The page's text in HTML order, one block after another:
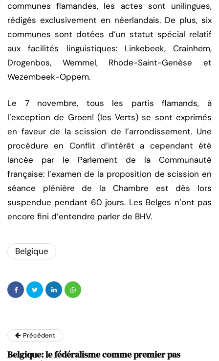
communes flamandes, les actes sont unilingues,
rédigés exclusivement en néerlandais. De plus, six
communes sont dotées d’un statut spécial relatif
aux facilités linguistiques: Linkebeek, Crainhem,
Drogenbos, Wemmel, Rhode-Saint-Genèse et
Wezembeek-Oppem.
Le 7 novembre, tous les partis flamands, à
l’exception de Groen! (les Verts) se sont exprimés
en faveur de la scission de l’arrondissement. Une
procédure en Conflit d’intérêt a cependant été
lancée par le Parlement de la Communauté
française: l’examen de la proposition de scission en
séance plénière de la Chambre est dès lors
suspendue pendant 60 jours. Les Belges n’ont pas
encore fini d’entendre parler de BHV.
Belgique
Précédent
Belgique: le fédéralisme comme premier pas